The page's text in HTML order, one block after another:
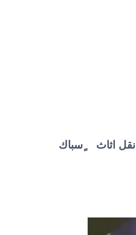
نقل اثاث ٍسباك